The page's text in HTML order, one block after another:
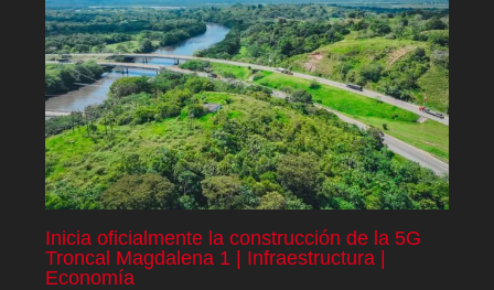
Inicia oficialmente la construcción de la 5G
Troncal Magdalena 1 | Infraestructura |
Economía